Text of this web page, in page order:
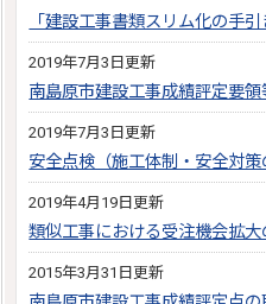
「建設工事書類スリム化の手
2019年7月3日更新
南島原市建設工事成績評定要
2019年7月3日更新
安全点検（施工体制・安全対
2019年4月19日更新
類似工事における受注機会拡
2015年3月31日更新